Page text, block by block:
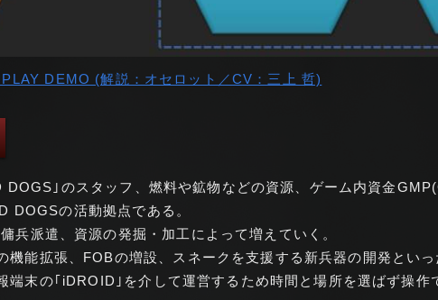
DEMO (解説：オセロット／CV：三上 哲)
DOGS｣のスタッフ、燃料や鉱物などの資源、ゲーム内資金
DOGSの活動拠点である。
兵派遣、資源の発掘・加工によって増えていく。
機能拡張、FOBの増設、スネークを支援する新兵器の開発といっ
端末の｢iDROID｣を介して運営するため時間と場所を選ばず操作